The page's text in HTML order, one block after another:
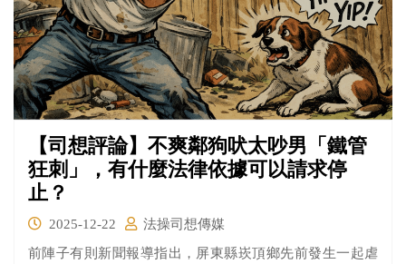
【司想評論】不爽鄰狗吠太吵男「鐵管
狂刺」，有什麼法律依據可以請求停
止？
2025-12-22
法操司想傳媒
前陣子有則新聞報導指出，屏東縣崁頂鄉先前發生一起虐